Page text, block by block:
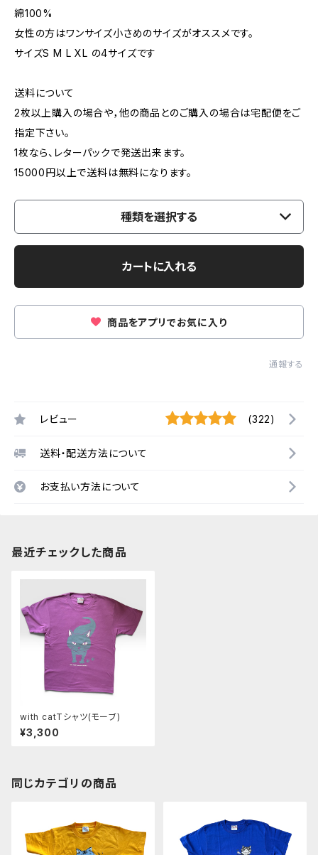
綿100%
女性の方はワンサイズ小さめのサイズがオススメです。
サイズS M L XL の4サイズです
送料について
2枚以上購入の場合や，他の商品とのご購入の場合は宅配便をご
指定下さい。
1枚なら、レターパックで発送出来ます。
15000円以上で送料は無料になります。
種類を選択する
カートに入れる
商品をアプリでお気に入り
通報する
レビュー (322)
送料・配送方法について
お支払い方法について
最近チェックした商品
with catTシャツ(モーブ)
¥3,300
同じカテゴリの商品